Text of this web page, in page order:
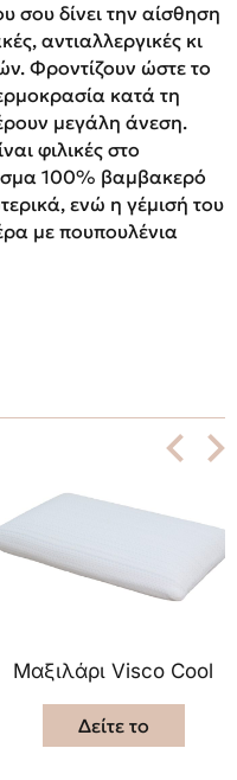
σου δίνει την αίσθηση
αντιαλλεργικές κι
Φροντίζουν ώστε το
κατά τη
μεγάλη άνεση.
φιλικές στο
100% βαμβακερό
ενώ η γέμισή του
με πουπουλένια
Μαξιλάρι Visco Cool
Δείτε το